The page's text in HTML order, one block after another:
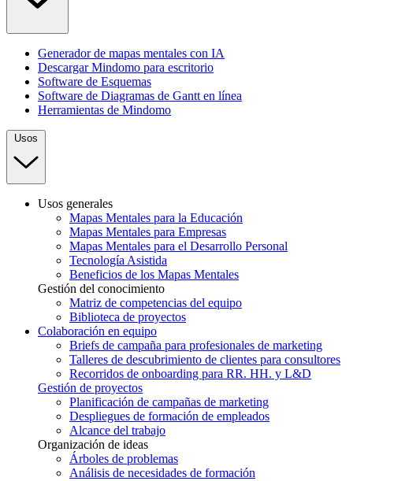
Generador de mapas mentales con IA
Descargar Mindomo para escritorio
Software de Esquemas
Software de Diagramas de Gantt en línea
Herramientas de Mindomo
Usos
Usos generales
Mapas Mentales para la Educación
Mapas Mentales para Empresas
Mapas Mentales para el Desarrollo Personal
Tecnología Asistida
Beneficios de los Mapas Mentales
Gestión del conocimiento
Matriz de competencias del equipo
Biblioteca de proyectos
Colaboración en equipo
Briefs de campaña para profesionales de marketing
Talleres de descubrimiento de clientes para consultores
Recorridos de onboarding para RR. HH. y L&D
Gestión de proyectos
Planificación de campañas de marketing
Despliegues de formación de empleados
Alcance del trabajo
Organización de ideas
Árboles de problemas
Análisis de necesidades de formación